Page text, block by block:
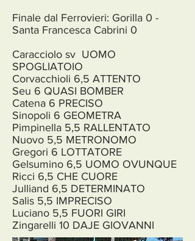
Finale dal Ferrovieri: Gorilla 0 -
Santa Francesca Cabrini 0
Caracciolo sv UOMO
SPOGLIATOIO
Corvacchioli 6,5 ATTENTO
Seu 6 QUASI BOMBER
Catena 6 PRECISO
Sinopoli 6 GEOMETRA
Pimpinella 5,5 RALLENTATO
Nuovo 5,5 METRONOMO
Gregori 6 LOTTATORE
Gelsumino 6,5 UOMO OVUNQUE
Ricci 6,5 CHE CUORE
Julliand 6,5 DETERMINATO
Salis 5,5 IMPRECISO
Luciano 5,5 FUORI GIRI
Zingarelli 10 DAJE GIOVANNI